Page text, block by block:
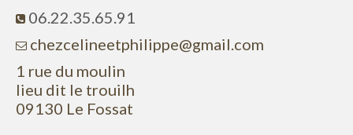
06.22.35.65.91
chezcelineetphilippe@gmail.com
1 rue du moulin
lieu dit le trouilh
09130 Le Fossat